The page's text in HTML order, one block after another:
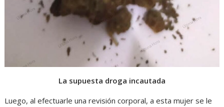
La supuesta droga incautada
Luego, al efectuarle una revisión corporal, a esta mujer se le